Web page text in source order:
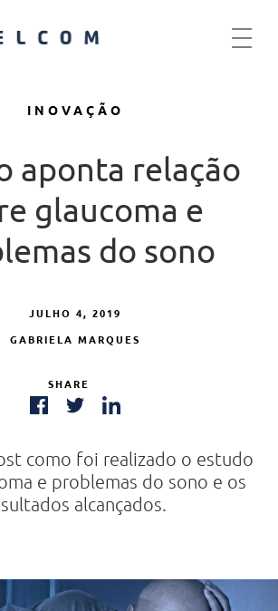
INOVAÇÃO
aponta relação
glaucoma e
do sono
JULHO 4, 2019
GABRIELA MARQUES
SHARE
como foi realizado o estudo
e problemas do sono e os
alcançados.